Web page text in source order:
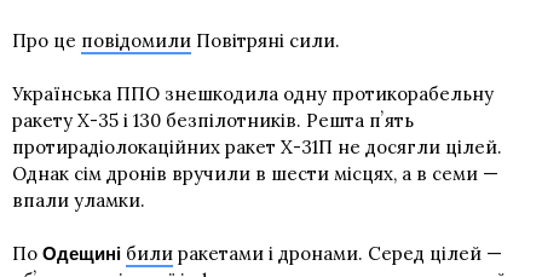
Про це повідомили Повітряні сили.
Українська ППО знешкодила одну протикорабельну
ракету Х-35 і 130 безпілотників. Решта пʼять
протирадіолокаційних ракет Х-31П не досягли цілей.
Однак сім дронів вручили в шести місцях, а в семи —
впали уламки.
По Одещині били ракетами і дронами. Серед цілей —